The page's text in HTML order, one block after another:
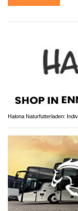
Halona Naturfutterladen: